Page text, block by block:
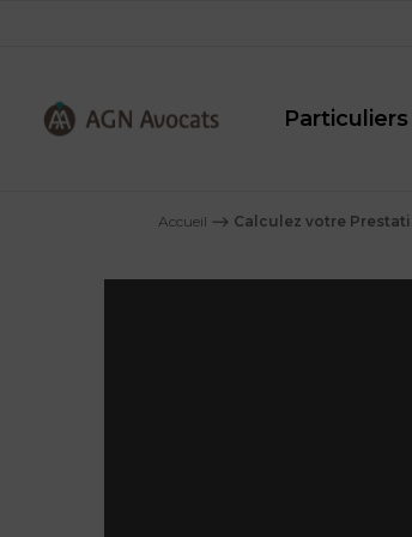
Particuliers
Accueil ⟶ Calculez votre